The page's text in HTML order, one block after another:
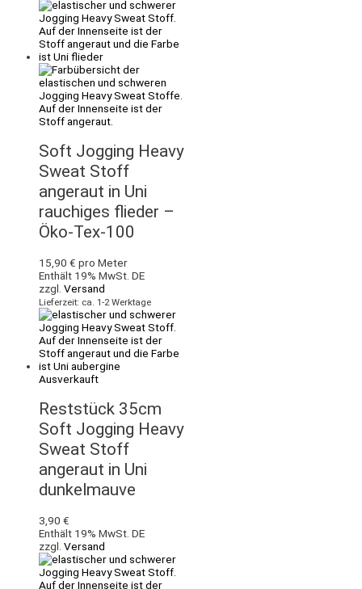
Soft Jogging Heavy
Sweat Stoff
angeraut in Uni
rauchiges flieder –
Öko-Tex-100
15,90 € pro Meter
Enthält 19% MwSt. DE
zzgl. Versand
Lieferzeit: ca. 1-2 Werktage
Ausverkauft
Reststück 35cm
Soft Jogging Heavy
Sweat Stoff
angeraut in Uni
dunkelmauve
3,90 €
Enthält 19% MwSt. DE
zzgl. Versand